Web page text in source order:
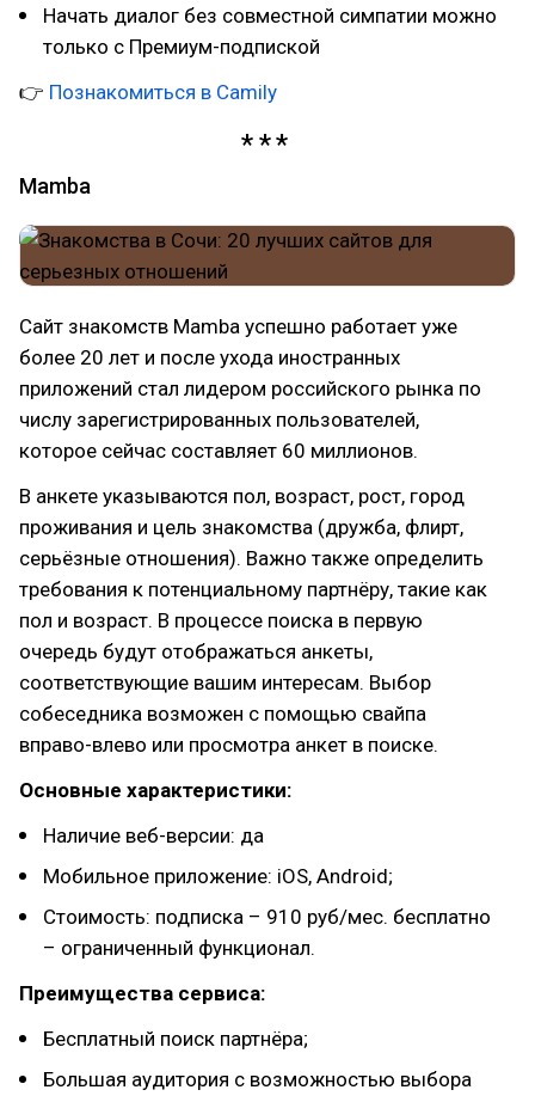
Начать диалог без совместной симпатии можно
только с Премиум-подпиской
👉 Познакомиться в Camily
Mamba
Сайт знакомств Mamba успешно работает уже
более 20 лет и после ухода иностранных
приложений стал лидером российского рынка по
числу зарегистрированных пользователей,
которое сейчас составляет 60 миллионов.
В анкете указываются пол, возраст, рост, город
проживания и цель знакомства (дружба, флирт,
серьёзные отношения). Важно также определить
требования к потенциальному партнёру, такие как
пол и возраст. В процессе поиска в первую
очередь будут отображаться анкеты,
соответствующие вашим интересам. Выбор
собеседника возможен с помощью свайпа
вправо-влево или просмотра анкет в поиске.
Основные характеристики:
Наличие веб-версии: да
Мобильное приложение: iOS, Android;
Стоимость: подписка – 910 руб/мес. бесплатно
– ограниченный функционал.
Преимущества сервиса:
Бесплатный поиск партнёра;
Большая аудитория с возможностью выбора